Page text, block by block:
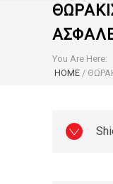
You Are Here:
HOME /